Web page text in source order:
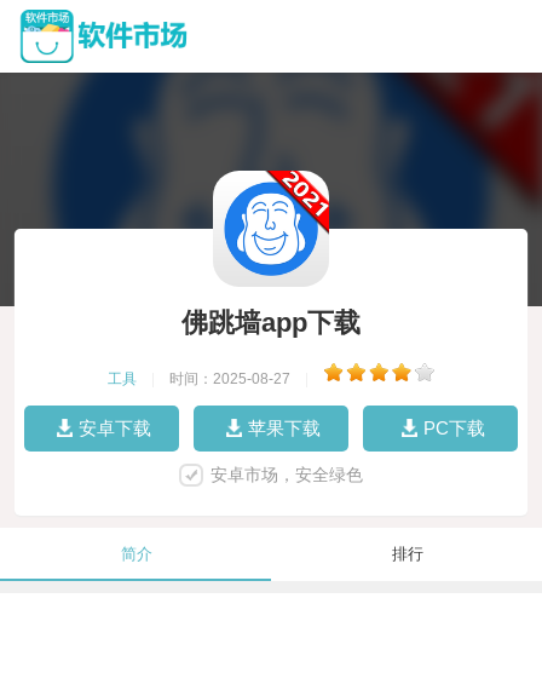
佛跳墙app下载
工具 时间：2025-08-27
安卓下载 苹果下载 PC下载
安卓市场，安全绿色
简介 排行